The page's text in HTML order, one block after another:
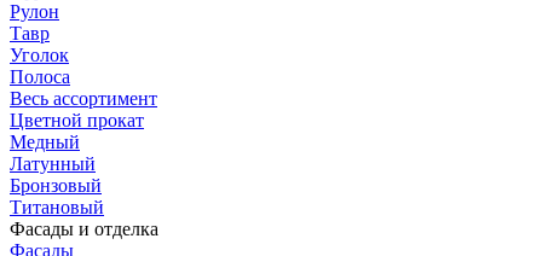
Рулон
Тавр
Уголок
Полоса
Весь ассортимент
Цветной прокат
Медный
Латунный
Бронзовый
Титановый
Фасады и отделка
Фасады